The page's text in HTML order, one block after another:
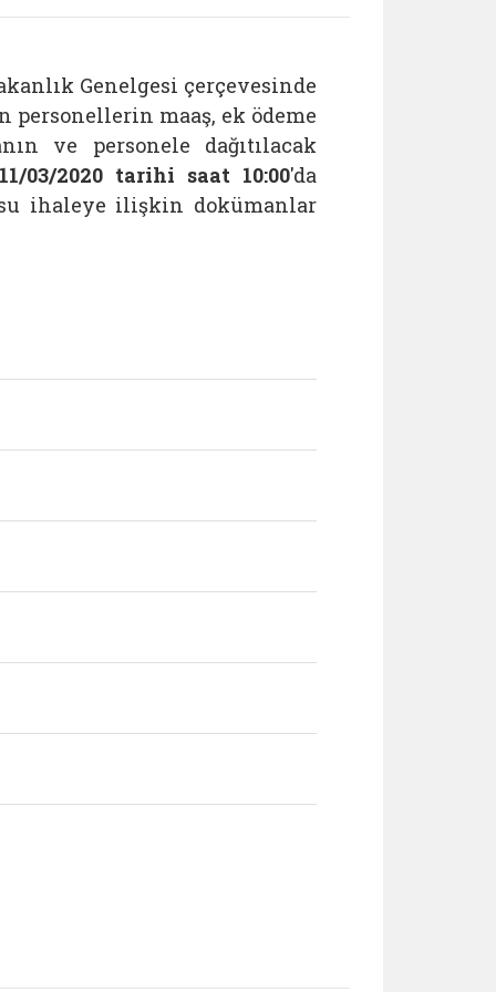
Genelgesi çerçevesinde
personellerin maaş, ek ödeme
ve personele dağıtılacak
11/03/2020 tarihi saat 10:00'da
ihaleye ilişkin dokümanlar